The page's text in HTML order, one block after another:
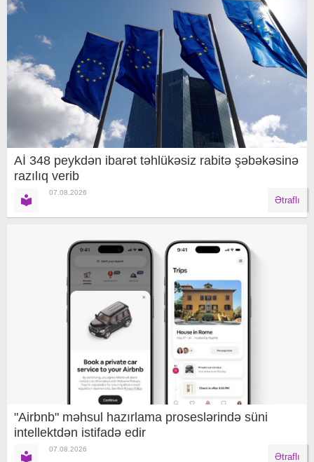
Aİ 348 peykdən ibarət təhlükəsiz rabitə şəbəkəsinə
razılıq verib
07.08.2026
Ətraflı
"Airbnb" məhsul hazırlama proseslərində süni
intellektdən istifadə edir
07.08.2026
Ətraflı